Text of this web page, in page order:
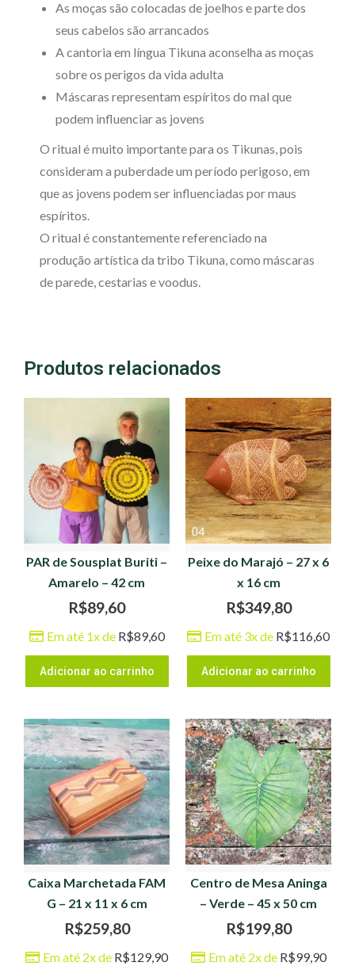
As moças são colocadas de joelhos e parte dos
seus cabelos são arrancados
A cantoria em língua Tikuna aconselha as moças
sobre os perigos da vida adulta
Máscaras representam espíritos do mal que
podem influenciar as jovens
O ritual é muito importante para os Tikunas, pois
consideram a puberdade um período perigoso, em
que as jovens podem ser influenciadas por maus
espíritos.
O ritual é constantemente referenciado na
produção artística da tribo Tikuna, como máscaras
de parede, cestarias e voodus.
Produtos relacionados
PAR de Sousplat Buriti –
Amarelo – 42 cm
R$89,60
Em até 1x de R$89,60
Adicionar ao carrinho
Peixe do Marajó – 27 x 6
x 16 cm
R$349,80
Em até 3x de R$116,60
Adicionar ao carrinho
Caixa Marchetada FAM
G – 21 x 11 x 6 cm
R$259,80
Em até 2x de R$129,90
Centro de Mesa Aninga
– Verde – 45 x 50 cm
R$199,80
Em até 2x de R$99,90